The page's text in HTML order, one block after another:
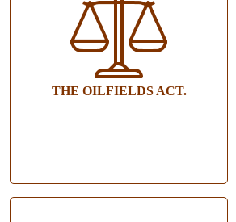
THE OILFIELDS ACT.